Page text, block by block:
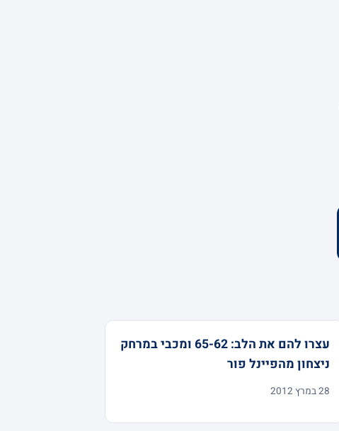
עצרו להם את הלב: 65-62 ומכבי במרחק
ניצחון מהפיינל פור
28 במרץ 2012